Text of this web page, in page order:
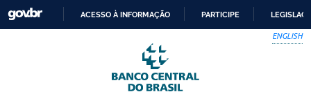
Skip to main content
PARA
O
CONTEÚDO
ACESSO À INFORMAÇÃO PARTICIPE
ENGLISH